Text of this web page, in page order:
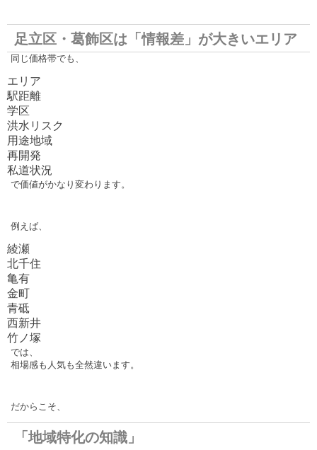
足立区・葛飾区は「情報差」が大きいエリア
同じ価格帯でも、
エリア
駅距離
学区
洪水リスク
用途地域
再開発
私道状況
で価値がかなり変わります。
例えば、
綾瀬
北千住
亀有
金町
青砥
西新井
竹ノ塚
では、
相場感も人気も全然違います。
だからこそ、
「地域特化の知識」